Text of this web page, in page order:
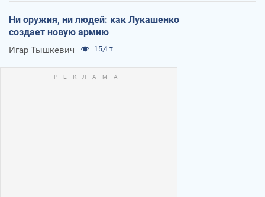
Ни оружия, ни людей: как Лукашенко
создает новую армию
Игар Тышкевич 15,4 т.